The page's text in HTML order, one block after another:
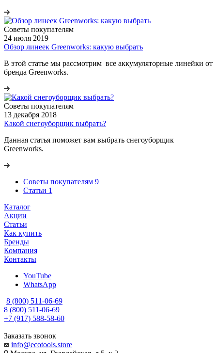
Советы покупателям
24 июля 2019
Обзор линеек Greenworks: какую выбрать
В этой статье мы раcсмотрим все аккумуляторные линейки от
бренда Greenworks.
Советы покупателям
13 декабря 2018
Какой снегоуборщик выбрать?
Данная статья поможет вам выбрать снегоуборщик
Greenworks.
Советы покупателям 9
Статьи 1
Каталог
Акции
Статьи
Как купить
Бренды
Компания
Контакты
YouTube
WhatsApp
8 (800) 511-06-69
8 (800) 511-06-69
+7 (917) 588-58-60
Заказать звонок
info@ecotools.store